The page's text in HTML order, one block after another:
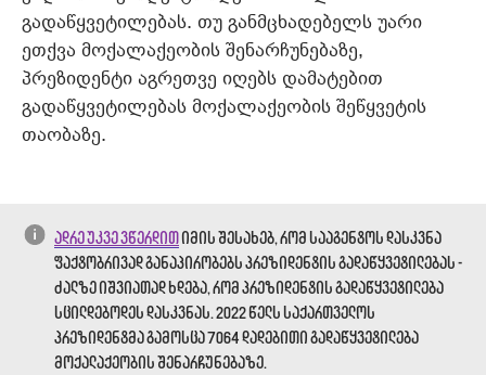
გადაწყვეტილებას. თუ განმცხადებელს უარი
ეთქვა მოქალაქეობის შენარჩუნებაზე,
პრეზიდენტი აგრეთვე იღებს დამატებით
გადაწყვეტილებას მოქალაქეობის შეწყვეტის
თაობაზე.
ადრე უკვე ვწერდითიმის შესახებ, რომ სააგენტოს დასკვნა
ფაქტობრივად განაპირობებს პრეზიდენტის გადაწყვეტილებას -
ძალზე იშვიათად ხდება, რომ პრეზიდენტის გადაწყვეტილება
სცილდებოდეს დასკვნას. 2022 წელს საქართველოს
პრეზიდენტმა გამოსცა 7064 დადებითი გადაწყვეტილება
მოქალაქეობის შენარჩუნებაზე.